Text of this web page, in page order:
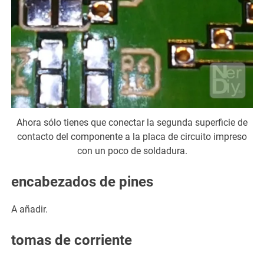
Ahora sólo tienes que conectar la segunda superficie de
contacto del componente a la placa de circuito impreso
con un poco de soldadura.
encabezados de pines
A añadir.
tomas de corriente